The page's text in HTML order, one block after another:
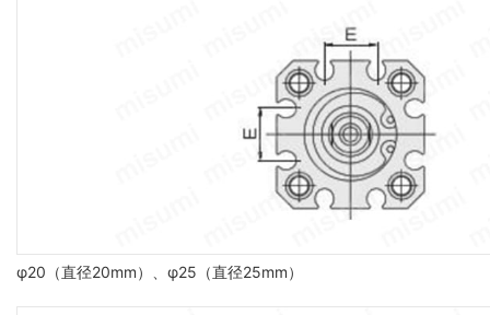
φ20（直径20mm）、φ25（直径25mm）